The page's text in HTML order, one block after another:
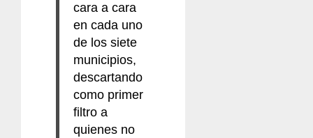
cara a cara
en cada uno
de los siete
municipios,
descartando
como primer
filtro a
quienes no